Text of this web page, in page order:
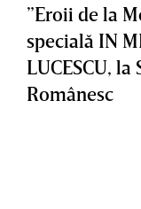
”Eroii de la
specială IN
LUCESCU,
Românesc